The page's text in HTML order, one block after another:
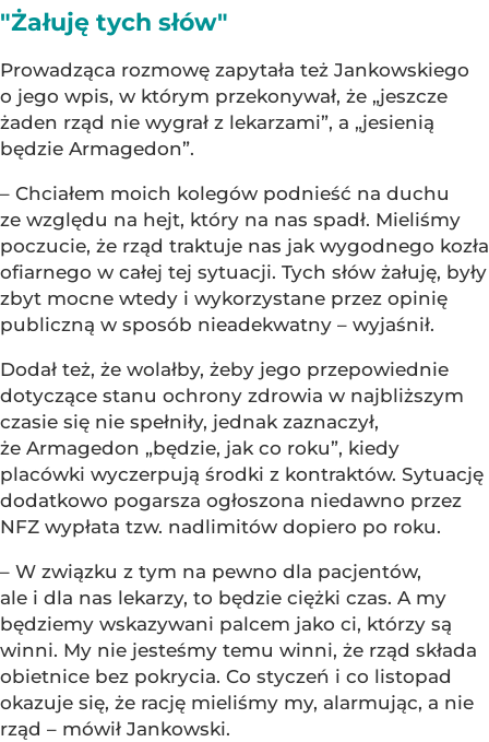
"Żałuję tych słów"
Prowadząca rozmowę zapytała też Jankowskiego
o jego wpis, w którym przekonywał, że „jeszcze
żaden rząd nie wygrał z lekarzami”, a „jesienią
będzie Armagedon”.
– Chciałem moich kolegów podnieść na duchu
ze względu na hejt, który na nas spadł. Mieliśmy
poczucie, że rząd traktuje nas jak wygodnego kozła
ofiarnego w całej tej sytuacji. Tych słów żałuję, były
zbyt mocne wtedy i wykorzystane przez opinię
publiczną w sposób nieadekwatny – wyjaśnił.
Dodał też, że wolałby, żeby jego przepowiednie
dotyczące stanu ochrony zdrowia w najbliższym
czasie się nie spełniły, jednak zaznaczył,
że Armagedon „będzie, jak co roku”, kiedy
placówki wyczerpują środki z kontraktów. Sytuację
dodatkowo pogarsza ogłoszona niedawno przez
NFZ wypłata tzw. nadlimitów dopiero po roku.
– W związku z tym na pewno dla pacjentów,
ale i dla nas lekarzy, to będzie ciężki czas. A my
będziemy wskazywani palcem jako ci, którzy są
winni. My nie jesteśmy temu winni, że rząd składa
obietnice bez pokrycia. Co styczeń i co listopad
okazuje się, że rację mieliśmy my, alarmując, a nie
rząd – mówił Jankowski.